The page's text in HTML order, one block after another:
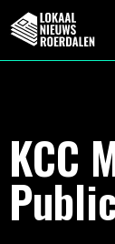
KCC